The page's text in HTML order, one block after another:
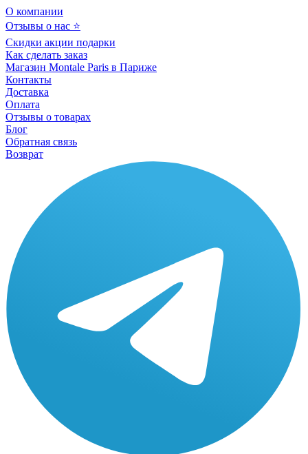
О компании
Отзывы о нас ⭐
Скидки акции подарки
Как сделать заказ
Магазин Montale Paris в Париже
Контакты
Доставка
Оплата
Отзывы о товарах
Блог
Обратная связь
Возврат